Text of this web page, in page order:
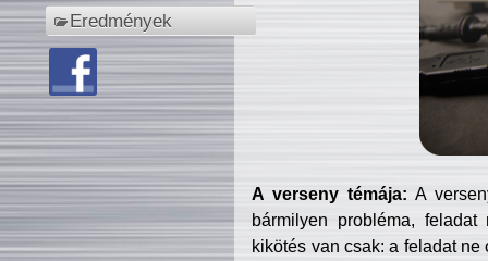
Eredmények
A verseny témája: A
bármilyen probléma, feladat
kikötés van csak: a feladat